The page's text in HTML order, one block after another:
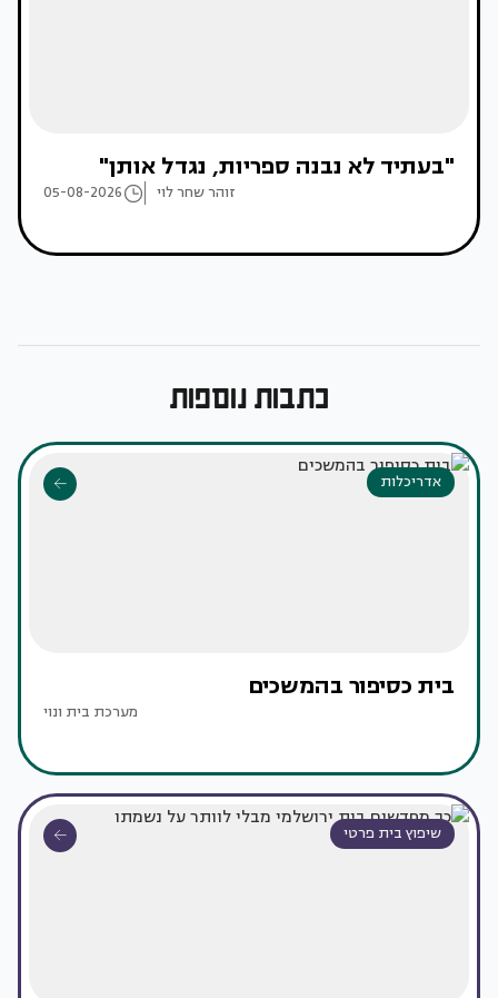
"בעתיד לא נבנה ספריות, נגדל אותן"
זוהר שחר לוי 05-08-2026
כתבות נוספות
אדריכלות
בית כסיפור בהמשכים
מערכת בית ונוי
שיפוץ בית פרטי